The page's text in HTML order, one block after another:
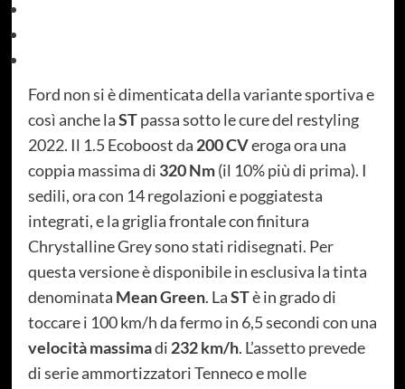
Ford non si è dimenticata della variante sportiva e
così anche laSTpassa sotto le cure del restyling
2022. Il 1.5 Ecoboost da 200 CVeroga ora una
coppia massima di 320 Nm(il 10% più di prima). I
sedili, ora con 14 regolazioni e poggiatesta
integrati, e la griglia frontale con finitura
Chrystalline Grey sono stati ridisegnati. Per
questa versione è disponibile in esclusiva la tinta
denominata Mean Green. LaSTè in grado di
toccare i 100 km/h da fermo in 6,5 secondi con una
velocità massimadi 232 km/h. L’assetto prevede
di serie ammortizzatori Tenneco e molle